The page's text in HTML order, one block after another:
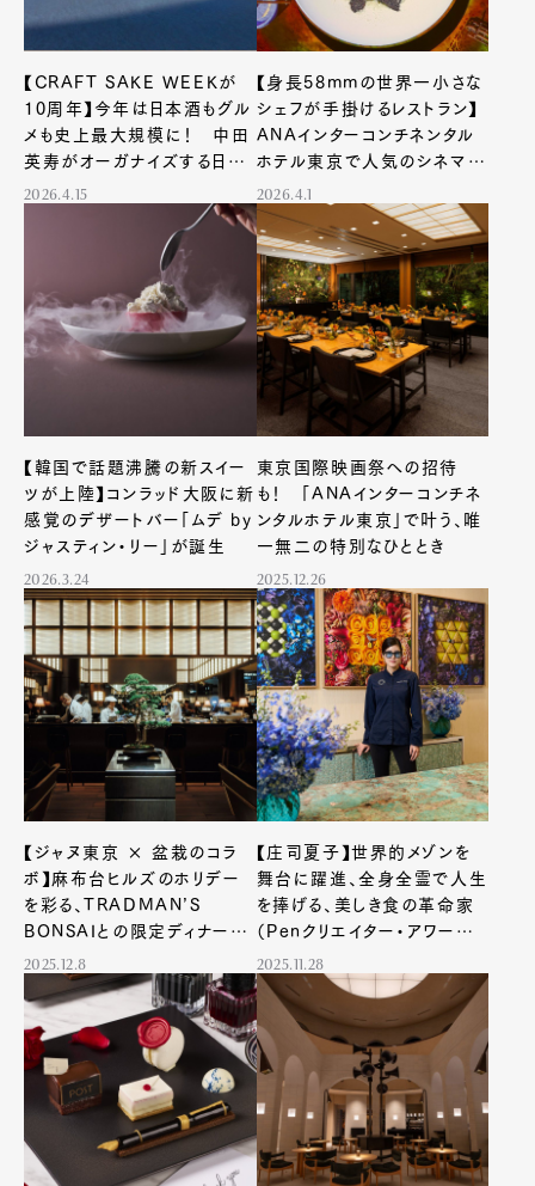
【CRAFT SAKE WEEKが
10周年】今年は日本酒もグル
メも史上最大規模に！ 中田
英寿がオーガナイズする日本
食文化の祭典がまもなく開催
2026.4.15
【身長58mmの世界一小さな
シェフが手掛けるレストラン】
ANAインターコンチネンタル
ホテル東京で人気のシネマ・
ダイニング「ル・プチシェフ」の
新章がスタート！
2026.4.1
【韓国で話題沸騰の新スイー
ツが上陸】コンラッド大阪に新
感覚のデザートバー「ムデ by
ジャスティン・リー」が誕生
2026.3.24
東京国際映画祭への招待
も！ 「ANAインターコンチネ
ンタルホテル東京」で叶う、唯
一無二の特別なひととき
2025.12.26
【ジャヌ東京 × 盆栽のコラ
ボ】麻布台ヒルズのホリデー
を彩る、TRADMAN’S
BONSAIとの限定ディナーや
カクテルを展開！
2025.12.8
【庄司夏子】世界的メゾンを
舞台に躍進、全身全霊で人生
を捧げる、美しき食の革命家
（Penクリエイター・アワード
2025）
2025.11.28